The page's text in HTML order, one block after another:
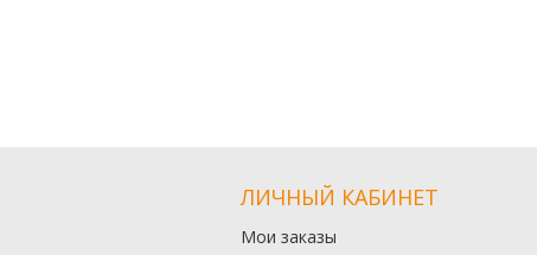
ЛИЧНЫЙ КАБИНЕТ
Мои заказы